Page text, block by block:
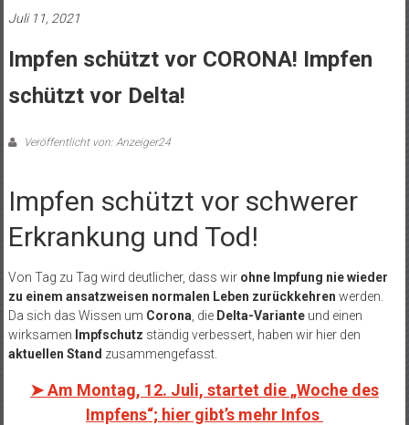
Juli 11, 2021
Impfen schützt vor CORONA! Impfen
schützt vor Delta!
Veröffentlicht von: Anzeiger24
Impfen schützt vor schwerer
Erkrankung und Tod!
Von Tag zu Tag wird deutlicher, dass wir ohne Impfung nie wieder
zu einem ansatzweisen normalen Leben zurückkehren werden.
Da sich das Wissen um Corona , die Delta-Varianteund einen
wirksamen Impfschutz ständig verbessert, haben wir hier den
aktuellen Stand zusammengefasst.
➤ Am Montag, 12. Juli, startet die „Woche des
Impfens“; hier gibt’s mehr Infos